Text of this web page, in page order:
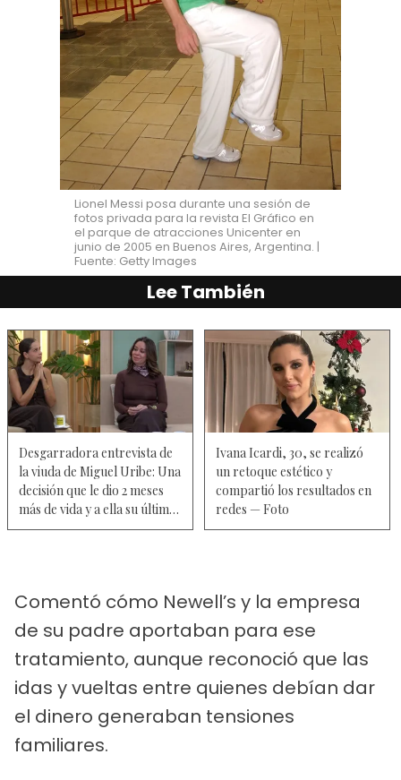
Lionel Messi posa durante una sesión de
fotos privada para la revista El Gráfico en
el parque de atracciones Unicenter en
junio de 2005 en Buenos Aires, Argentina. |
Fuente: Getty Images
Lee También
Desgarradora entrevista de
la viuda de Miguel Uribe: Una
decisión que le dio 2 meses
más de vida y a ella su último
adiós
Ivana Icardi, 30, se realizó
un retoque estético y
compartió los resultados en
redes — Foto
Comentó cómo Newell’s y la empresa
de su padre aportaban para ese
tratamiento, aunque reconoció que las
idas y vueltas entre quienes debían dar
el dinero generaban tensiones
familiares.